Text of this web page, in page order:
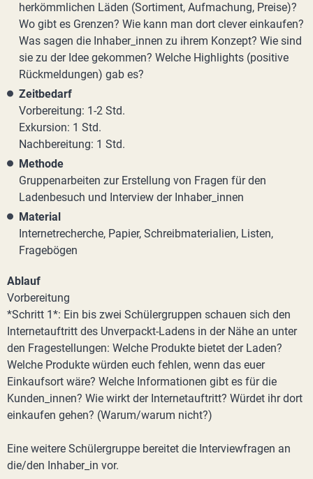
herkömmlichen Läden (Sortiment, Aufmachung, Preise)?
Wo gibt es Grenzen? Wie kann man dort clever einkaufen?
Was sagen die Inhaber_innen zu ihrem Konzept? Wie sind
sie zu der Idee gekommen? Welche Highlights (positive
Rückmeldungen) gab es?
Zeitbedarf
Vorbereitung: 1-2 Std.
Exkursion: 1 Std.
Nachbereitung: 1 Std.
Methode
Gruppenarbeiten zur Erstellung von Fragen für den
Ladenbesuch und Interview der Inhaber_innen
Material
Internetrecherche, Papier, Schreibmaterialien, Listen,
Fragebögen
Ablauf
Vorbereitung
*Schritt 1*: Ein bis zwei Schülergruppen schauen sich den
Internetauftritt des Unverpackt-Ladens in der Nähe an unter
den Fragestellungen: Welche Produkte bietet der Laden?
Welche Produkte würden euch fehlen, wenn das euer
Einkaufsort wäre? Welche Informationen gibt es für die
Kunden_innen? Wie wirkt der Internetauftritt? Würdet ihr dort
einkaufen gehen? (Warum/warum nicht?)
Eine weitere Schülergruppe bereitet die Interviewfragen an
die/den Inhaber_in vor.